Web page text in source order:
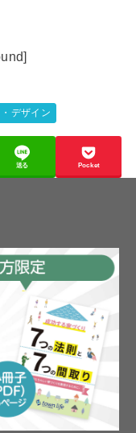
デザイン
送る Pocket